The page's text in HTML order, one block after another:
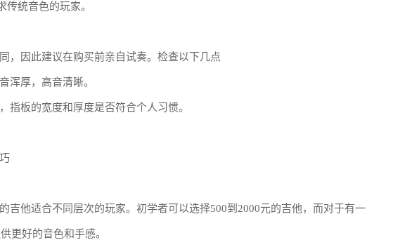
统音色的玩家。
，因此建议在购买前亲自试奏。检查以下几点
浑厚，高音清晰。
指板的宽度和厚度是否符合个人习惯。
吉他适合不同层次的玩家。初学者可以选择500到2000元的吉他，而对于有一
更好的音色和手感。